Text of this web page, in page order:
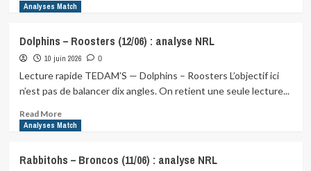
more
–
Sharks
(13/06)
analyse
NRL
Analyses Match
Dolphins – Roosters (12/06) : analyse NRL
10 juin 2026 0
Lecture rapide TEDAM’S — Dolphins – Roosters L’objectif ici
n’est pas de balancer dix angles. On retient une seule lecture...
Read MoreRead
more
–
Analyses Match
Rabbitohs – Broncos (11/06) : analyse NRL